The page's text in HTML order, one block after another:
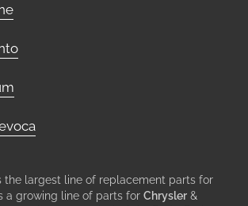
the largest line of replacement parts for
a growing line of parts for Chrysler &